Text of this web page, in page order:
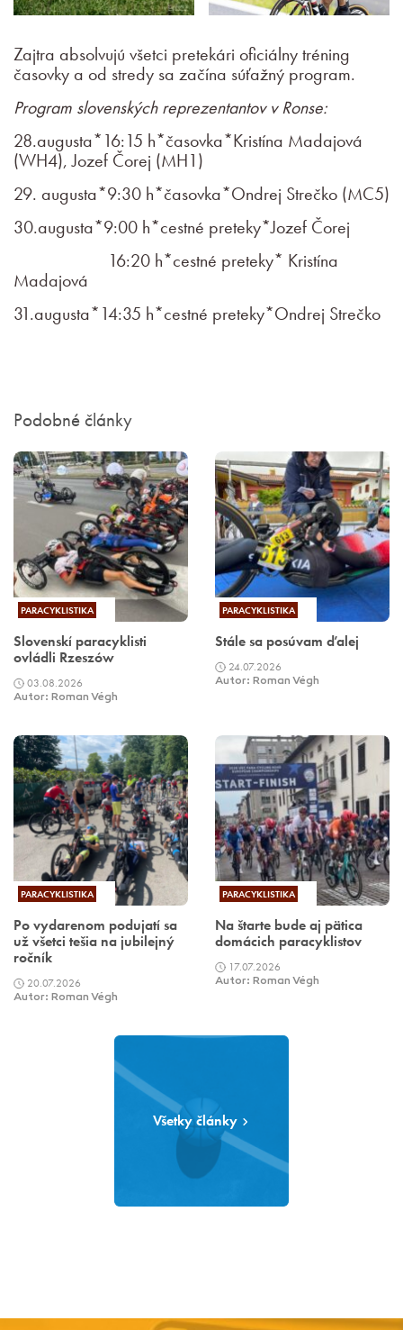
Zajtra absolvujú všetci pretekári oficiálny tréning
časovky a od stredy sa začína súťažný program.
Program slovenských reprezentantov v Ronse:
28.augusta*16:15 h*časovka*Kristína Madajová
(WH4), Jozef Čorej (MH1)
29. augusta*9:30 h*časovka*Ondrej Strečko (MC5)
30.augusta*9:00 h*cestné preteky*Jozef Čorej
16:20 h*cestné preteky* Kristína
Madajová
31.augusta*14:35 h*cestné preteky*Ondrej Strečko
Podobné články
PARACYKLISTIKA
Slovenskí paracyklisti
ovládli Rzeszów
03.08.2026
Autor: Roman Végh
PARACYKLISTIKA
Stále sa posúvam ďalej
24.07.2026
Autor: Roman Végh
PARACYKLISTIKA
Po vydarenom podujatí sa
už všetci tešia na jubilejný
ročník
20.07.2026
Autor: Roman Végh
PARACYKLISTIKA
Na štarte bude aj pätica
domácich paracyklistov
17.07.2026
Autor: Roman Végh
Všetky články